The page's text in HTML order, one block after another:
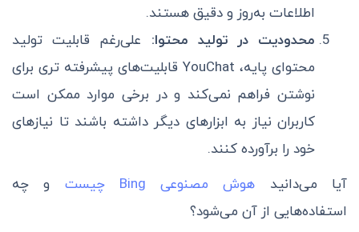
اطلاعات به‌روز و دقیق هستند.
محدودیت در تولید محتوا: علی‌رغم قابلیت تولید
محتوای پایه، YouChat قابلیت‌های پیشرفته تری برای
نوشتن فراهم نمی‌کند و در برخی موارد ممکن است
کاربران نیاز به ابزارهای دیگر داشته باشند تا نیازهای
خود را برآورده کنند.
آیا می‌دانید هوش مصنوعی Bing چیست
و چه
استفاده‌هایی از آن می‌شود؟